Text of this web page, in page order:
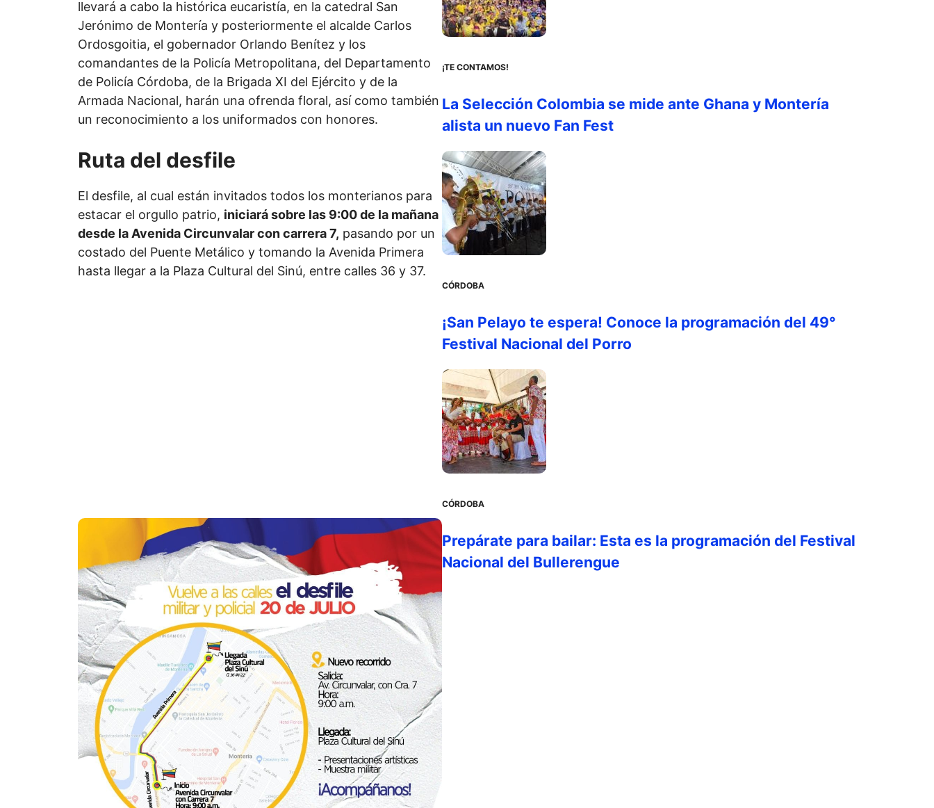
llevará a cabo la histórica eucaristía, en la catedral San
Jerónimo de Montería y posteriormente el alcalde Carlos
Ordosgoitia, el gobernador Orlando Benítez y los
comandantes de la Policía Metropolitana, del Departamento
de Policía Córdoba, de la Brigada XI del Ejército y de la
Armada Nacional, harán una ofrenda floral, así como también
un reconocimiento a los uniformados con honores.
Ruta del desfile
El desfile, al cual están invitados todos los monterianos para
estacar el orgullo patrio, iniciará sobre las 9:00 de la mañana
desde la Avenida Circunvalar con carrera 7, pasando por un
costado del Puente Metálico y tomando la Avenida Primera
hasta llegar a la Plaza Cultural del Sinú, entre calles 36 y 37.
¡TE CONTAMOS!
La Selección Colombia se mide ante Ghana y Montería
alista un nuevo Fan Fest
CÓRDOBA
¡San Pelayo te espera! Conoce la programación del 49°
Festival Nacional del Porro
CÓRDOBA
Prepárate para bailar: Esta es la programación del Festival
Nacional del Bullerengue